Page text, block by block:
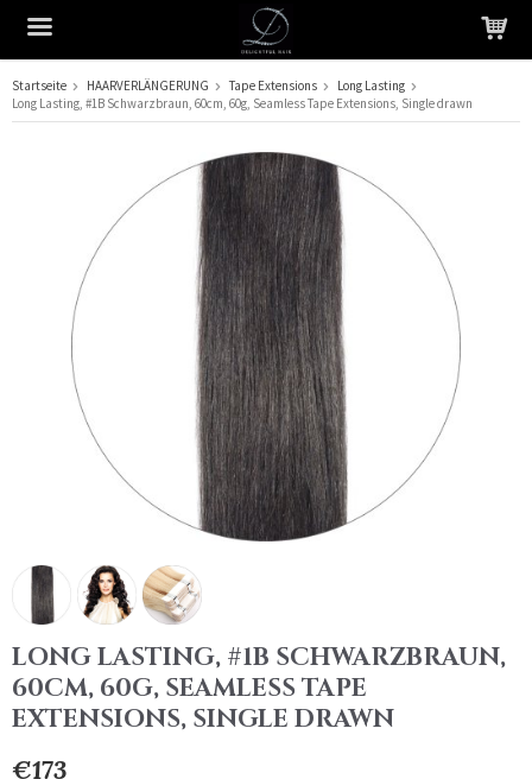
Das Produkt wurde in Ihren Warenkorb gelegt
Startseite HAARVERLÄNGERUNG Tape Extensions
Long Lasting
Long Lasting, #1B Schwarzbraun, 60cm, 60g, Seamless Tape Extensions, Single drawn
LONG LASTING, #1B SCHWARZBRAUN,
60CM, 60G, SEAMLESS TAPE
EXTENSIONS, SINGLE DRAWN
€173